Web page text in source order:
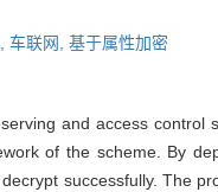
车联网, 基于属性加密
and access
of the scheme. By
successfully. The